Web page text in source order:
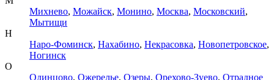
Михнево, Можайск, Монино, Москва, Московский,
Мытищи
Н
Наро-Фоминск, Нахабино, Некрасовка, Новопетровское,
Ногинск
О
Одинцово, Ожерелье, Озеры, Орехово-Зуево, Отрадное